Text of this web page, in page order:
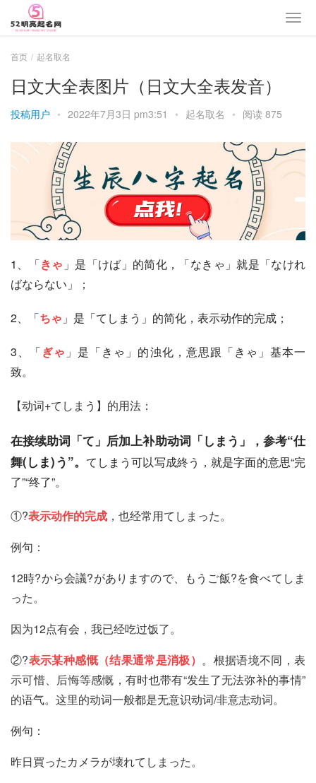
首页 起名取名
日文大全表图片（日文大全表发音）
投稿用户 • 2022年7月3日 pm3:51 • 起名取名 • 阅读 875
1、「きゃ 」是「けば」的简化，「なきゃ」就是「なけれ
ばならない」；
2、「ちゃ 」是「てしまう」的简化，表示动作的完成；
3、「ぎゃ 」是「きゃ」的浊化，意思跟「きゃ」基本一
致。
【动词+てしまう】的用法：
在接续助词「て」后加上补助动词「しまう」，参考“仕
舞(しま)う”。 てしまう可以写成終う，就是字面的意思“完
了”“终了”。
①?表示动作的完成 ，也经常用てしまった。
例句：
12時?から会議?がありますので、もうご飯?を食べてしま
った。
因为12点有会，我已经吃过饭了。
②?表示某种感慨（结果通常是消极） 。根据语境不同，表
示可惜、后悔等感慨，有时也带有“发生了无法弥补的事情”
的语气。这里的动词一般都是无意识动词/非意志动词。
例句：
昨日買ったカメラが壊れてしまった。